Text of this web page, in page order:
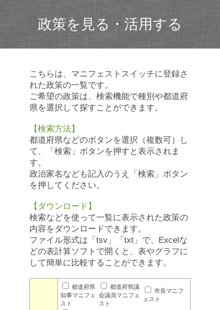
政策を見る・活用する
こちらは、マニフェストスイッチに登録さ
れた政策の一覧です。
ご希望の政策は、検索機能で種別や都道府
県を選択して探すことができます。
【検索方法】
都道府県などのボタンを選択（複数可）し
て、「検索」ボタンを押すと表示されま
す。
政治家名なども記入のうえ「検索」ボタン
を押してください。
【ダウンロード】
検索などを使って一覧に表示された政策の
内容をダウンロードできます。
ファイル形式は「tsv」「txt」で、Excelな
どの表計算ソフトで開くと、表やグラフに
して簡単に比較することができます。
都道府県
知事マニフェ
スト
都道府県議
会議員マニフェ
スト
市長マニフ
ェスト